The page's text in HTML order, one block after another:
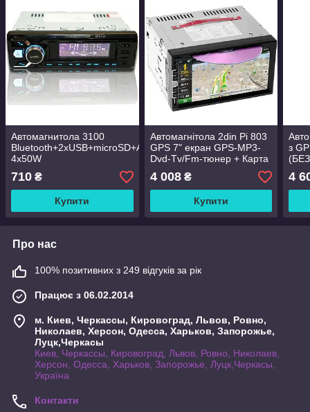
Автомагнитола 3100
Bluetooth+2xUSB+microSD+AUX
4x50W
710 ₴
Купити
Автомагнітола 2din Pi 803
GPS 7" екран GPS-MP3-
Dvd-Tv/Fm-тюнер + Карта
навігації
4 008₴
Купити
з
4
Про нас
100% позитивних з 249 відгуків за рік
Працює з 06.02.2014
м. Киев, Черкассы, Кировоград, Львов, Ровно,
Николаев, Херсон, Одесса, Харьков, Запорожье,
Луцк,Черкасы
Киев, Черкассы, Кировоград, Львов, Ровно, Николаев,
Херсон, Одесса, Харьков, Запорожье, Луцк,Черкасы,
Україна
Контакти